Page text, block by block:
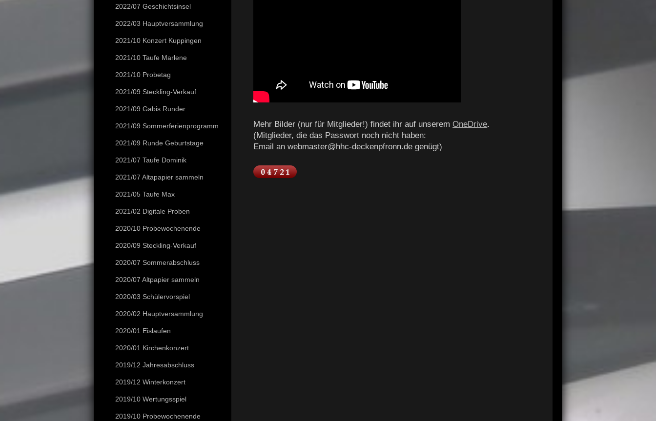
Mehr Bilder (nur für Mitglieder!) findet ihr auf unseremOneDrive.
(Mitglieder, die das Passwort noch nicht haben:
Email an webmaster@hhc-deckenpfronn.de genügt)
2022/07 Geschichtsinsel
2022/03 Hauptversammlung
2021/10 Konzert Kuppingen
2021/10 Taufe Marlene
2021/10 Probetag
2021/09 Steckling-Verkauf
2021/09 Gabis Runder
2021/09 Sommerferienprogramm
2021/09 Runde Geburtstage
2021/07 Taufe Dominik
2021/07 Altapapier sammeln
2021/05 Taufe Max
2021/02 Digitale Proben
2020/10 Probewochenende
2020/09 Steckling-Verkauf
2020/07 Sommerabschluss
2020/07 Altpapier sammeln
2020/03 Schülervorspiel
2020/02 Hauptversammlung
2020/01 Eislaufen
2020/01 Kirchenkonzert
2019/12 Jahresabschluss
2019/12 Winterkonzert
2019/10 Wertungsspiel
2019/10 Probewochenende